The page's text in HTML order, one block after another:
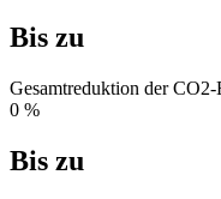
Bis zu
Gesamtreduktion der
0 %
Bis zu